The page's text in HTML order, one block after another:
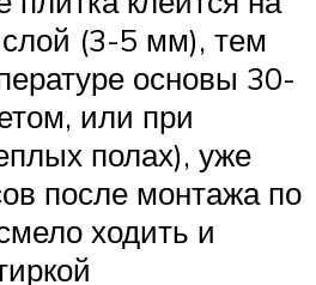
(3-5 мм), тем
основы 30-
или при
полах), уже
после монтажа по
ходить и